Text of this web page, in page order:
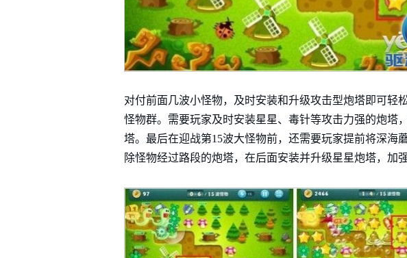
对付前面几波小怪物，及时安装和升级攻击型炮塔即可轻
怪物群。需要玩家及时安装星星、毒针等攻击力强的炮塔
塔。最后在迎战第15波大怪物前，还需要玩家提前将深
除怪物经过路段的炮塔，在后面安装并升级星星炮塔，加